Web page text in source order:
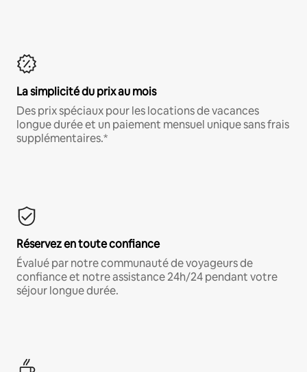
La simplicité du prix au mois
Des prix spéciaux pour les locations de vacances
longue durée et un paiement mensuel unique sans frais
supplémentaires.*
Réservez en toute confiance
Évalué par notre communauté de voyageurs de
confiance et notre assistance 24h/24 pendant votre
séjour longue durée.